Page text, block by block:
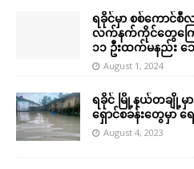
ရခိုင်မှာ စစ်ကောင်
လက်နက်ကိုင်တွေကြေ
၁၁ ဦးထက်မနည်း
August 1, 2024
ရခိုင် မြို့နယ်တချို့မှ
ရှောင်စခန်းတွေမှာ ရ
August 4, 2023